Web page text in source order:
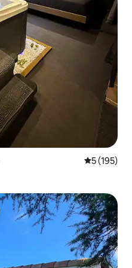
Note
5 (195)
les plus aimés